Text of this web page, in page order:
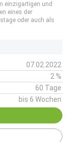
einzigartigen und
eines der
oder auch als
07.02.2022
2 %
60 Tage
bis 6 Wochen